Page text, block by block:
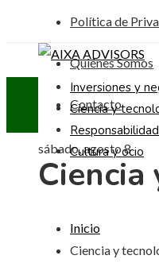
Política de
Quiénes Somos
Contacto
sábado, agosto 8
Inversiones y
Ciencia y
Cultura y ocio
Inicio
Ciencia y